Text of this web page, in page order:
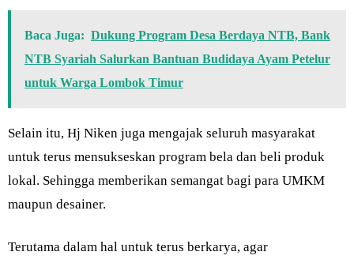
Baca Juga: Dukung Program Desa Berdaya NTB, Bank
NTB Syariah Salurkan Bantuan Budidaya Ayam Petelur
untuk Warga Lombok Timur
Selain itu, Hj Niken juga mengajak seluruh masyarakat
untuk terus mensukseskan program bela dan beli produk
lokal. Sehingga memberikan semangat bagi para UMKM
maupun desainer.
Terutama dalam hal untuk terus berkarya, agar